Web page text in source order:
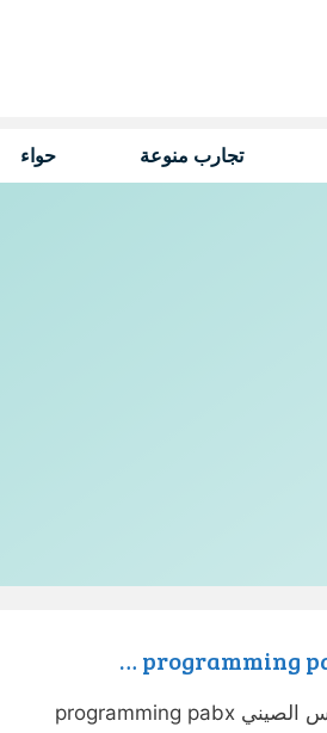
تجارب منوعة حواء
@user-xr1yq1bg5g. شرح برمجة السنترال اكسيلتل بابكس الصيني programming pabx